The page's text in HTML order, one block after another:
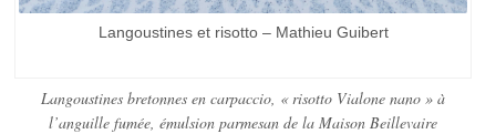
Langoustines et risotto – Mathieu Guibert
Langoustines bretonnes en carpaccio, « risotto Vialone nano » à
l’anguille fumée, émulsion parmesan de la Maison Beillevaire